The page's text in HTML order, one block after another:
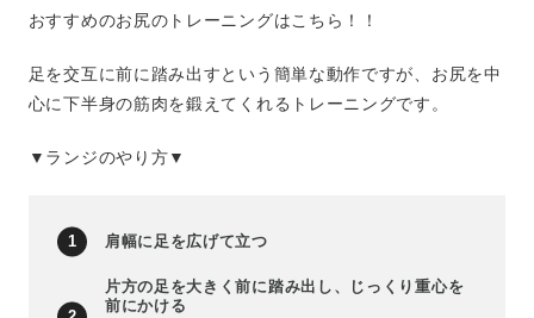
おすすめのお尻のトレーニングはこちら！！
足を交互に前に踏み出すという簡単な動作ですが、お尻を中
心に下半身の筋肉を鍛えてくれるトレーニングです。
▼ランジのやり方▼
肩幅に足を広げて立つ
片方の足を大きく前に踏み出し、じっくり重心を
前にかける